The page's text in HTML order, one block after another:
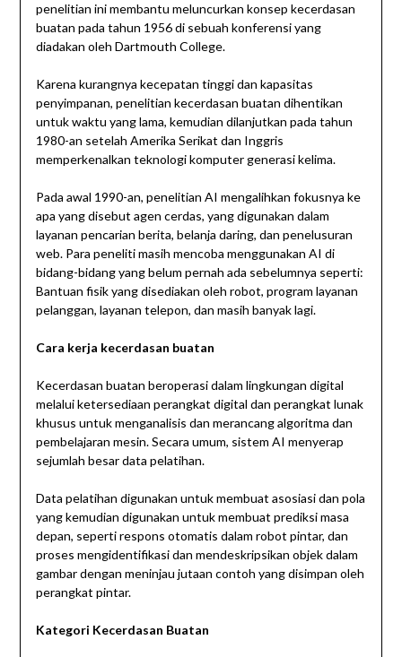
penelitian ini membantu meluncurkan konsep kecerdasan
buatan pada tahun 1956 di sebuah konferensi yang
diadakan oleh Dartmouth College.
Karena kurangnya kecepatan tinggi dan kapasitas
penyimpanan, penelitian kecerdasan buatan dihentikan
untuk waktu yang lama, kemudian dilanjutkan pada tahun
1980-an setelah Amerika Serikat dan Inggris
memperkenalkan teknologi komputer generasi kelima.
Pada awal 1990-an, penelitian AI mengalihkan fokusnya ke
apa yang disebut agen cerdas, yang digunakan dalam
layanan pencarian berita, belanja daring, dan penelusuran
web. Para peneliti masih mencoba menggunakan AI di
bidang-bidang yang belum pernah ada sebelumnya seperti:
Bantuan fisik yang disediakan oleh robot, program layanan
pelanggan, layanan telepon, dan masih banyak lagi.
Cara kerja kecerdasan buatan
Kecerdasan buatan beroperasi dalam lingkungan digital
melalui ketersediaan perangkat digital dan perangkat lunak
khusus untuk menganalisis dan merancang algoritma dan
pembelajaran mesin. Secara umum, sistem AI menyerap
sejumlah besar data pelatihan.
Data pelatihan digunakan untuk membuat asosiasi dan pola
yang kemudian digunakan untuk membuat prediksi masa
depan, seperti respons otomatis dalam robot pintar, dan
proses mengidentifikasi dan mendeskripsikan objek dalam
gambar dengan meninjau jutaan contoh yang disimpan oleh
perangkat pintar.
Kategori Kecerdasan Buatan